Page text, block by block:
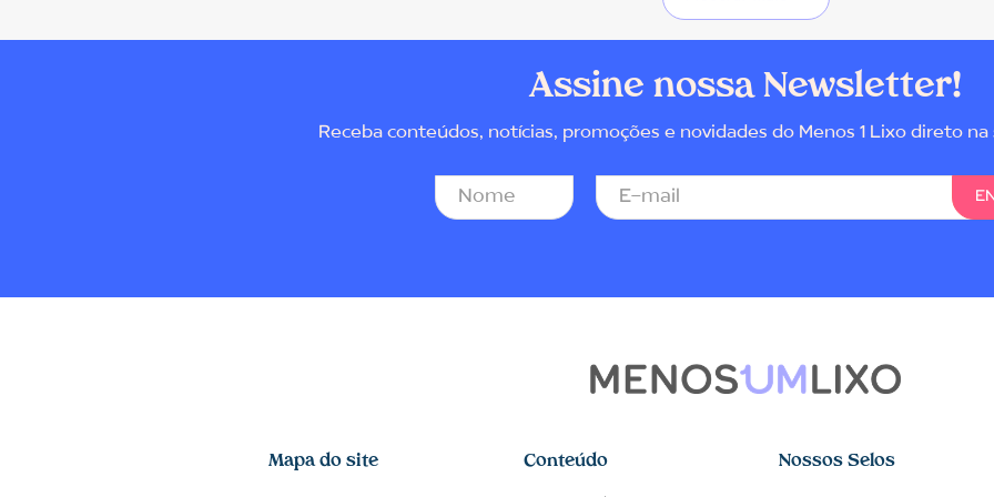
Assine nossa Newsletter!
Receba conteúdos, notícias, promoções e novidades do Menos 1 Lixo direto na
Mapa do site Conteúdo Nossos Selos